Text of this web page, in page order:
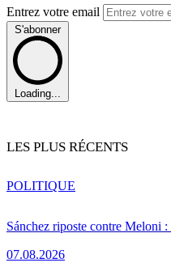
Entrez votre email
S'abonner
Loading...
LES PLUS RÉCENTS
Sánchez riposte contre Meloni
07.08.2026
POLITIQUE